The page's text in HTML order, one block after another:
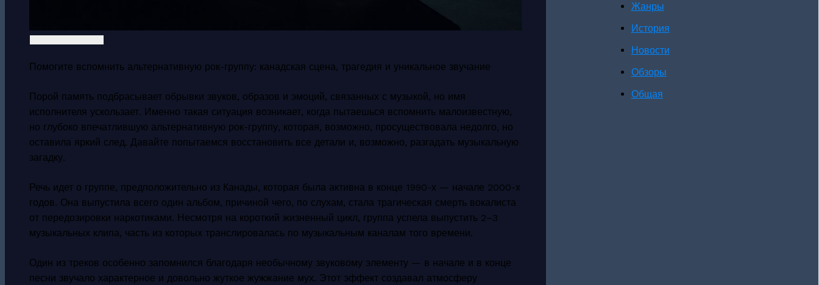
Помогите вспомнить альтернативную рок-группу: канадская сцена, трагедия и уникальное звучание
Порой память подбрасывает обрывки звуков, образов и эмоций, связанных с музыкой, но имя
исполнителя ускользает. Именно такая ситуация возникает, когда пытаешься вспомнить малоизвестную,
но глубоко впечатлившую альтернативную рок-группу, которая, возможно, просуществовала недолго, но
оставила яркий след. Давайте попытаемся восстановить все детали и, возможно, разгадать музыкальную
загадку.
Речь идет о группе, предположительно из Канады, которая была активна в конце 1990-х — начале 2000-х
годов. Она выпустила всего один альбом, причиной чего, по слухам, стала трагическая смерть вокалиста
от передозировки наркотиками. Несмотря на короткий жизненный цикл, группа успела выпустить 2–3
музыкальных клипа, часть из которых транслировалась по музыкальным каналам того времени.
Один из треков особенно запомнился благодаря необычному звуковому элементу — в начале и в конце
песни звучало характерное и довольно жуткое жужжание мух. Этот эффект создавал атмосферу
Жанры
История
Новости
Обзоры
Общая